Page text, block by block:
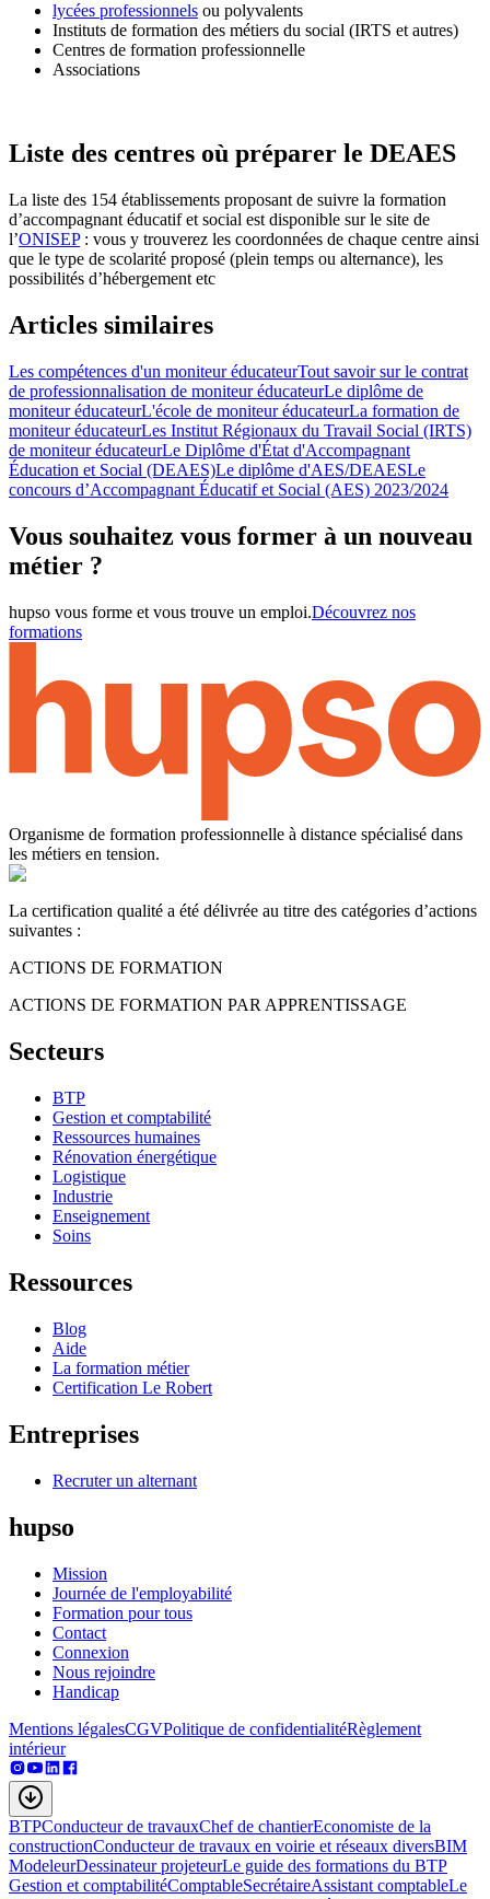
lycées professionnels ou polyvalents
Instituts de formation des métiers du social (IRTS et autres)
Centres de formation professionnelle
Associations
Liste des centres où préparer le DEAES
La liste des 154 établissements proposant de suivre la formation
d’accompagnant éducatif et social est disponible sur le site de
l’ONISEP: vous y trouverez les coordonnées de chaque centre ainsi
que le type de scolarité proposé (plein temps ou alternance), les
possibilités d’hébergement etc
Articles similaires
Les compétences d'un moniteur éducateurTout savoir sur le contrat
de professionnalisation de moniteur éducateurLe diplôme de
moniteur éducateurL'école de moniteur éducateurLa formation de
moniteur éducateurLes Institut Régionaux du Travail Social (IRTS)
de moniteur éducateurLe Diplôme d'État d'Accompagnant
Éducation et Social (DEAES)Le diplôme d'AES/DEAESLe
concours d’Accompagnant Éducatif et Social (AES) 2023/2024
Vous souhaitez vous former à un nouveau
métier ?
hupso vous forme et vous trouve un emploi.Découvrez nos
formations
Organisme de formation professionnelle à distance spécialisé dans
les métiers en tension.
La certification qualité a été délivrée au titre des catégories d’actions
suivantes :
ACTIONS DE FORMATION
ACTIONS DE FORMATION PAR APPRENTISSAGE
Secteurs
BTP
Gestion et comptabilité
Ressources humaines
Rénovation énergétique
Logistique
Industrie
Enseignement
Soins
Ressources
Blog
Aide
La formation métier
Certification Le Robert
Entreprises
Recruter un alternant
hupso
Mission
Journée de l'employabilité
Formation pour tous
Contact
Connexion
Nous rejoindre
Handicap
Mentions légalesCGVPolitique de confidentialitéRèglement
intérieur
BTPConducteur de travauxChef de chantierEconomiste de la
constructionConducteur de travaux en voirie et réseaux diversBIM
ModeleurDessinateur projeteurLe guide des formations du BTP
Gestion et comptabilitéComptableSecrétaireAssistant comptableLe